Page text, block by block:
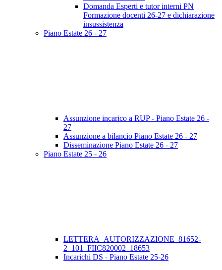
Domanda Esperti e tutor interni PN
Formazione docenti 26-27 e dichiarazione
insussistenza
Piano Estate 26 - 27
Assunzione incarico a RUP - Piano Estate 26 -
27
Assunzione a bilancio Piano Estate 26 - 27
Disseminazione Piano Estate 26 - 27
Piano Estate 25 - 26
LETTERA_AUTORIZZAZIONE_81652-
2_101_FIIC820002_18653
Incarichi DS - Piano Estate 25-26